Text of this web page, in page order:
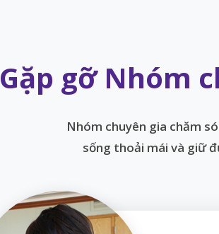
Gặp gỡ Nhóm
Nhóm chuyên gia chăm
sống thoải mái và giữ